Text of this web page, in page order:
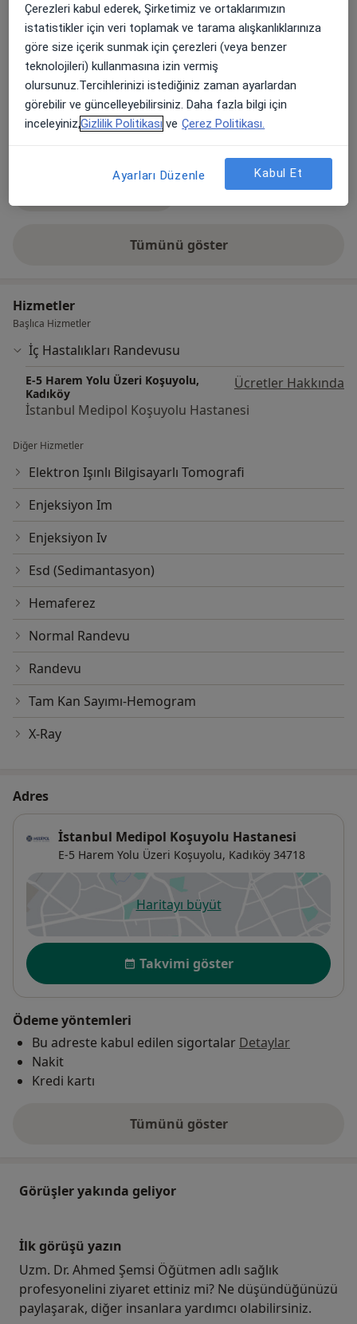
Yüz yüzeKonumları görüntüle (1)
Fotoğraflar ve videolar
Tümünü gösterdeneyim hakkında
Hizmetler
Başlıca Hizmetler
İç Hastalıkları Randevusu
E-5 Harem Yolu Üzeri Koşuyolu,
Kadıköy
Ücretler Hakkında
İstanbul Medipol Koşuyolu Hastanesi
Diğer Hizmetler
Elektron Işınlı Bilgisayarlı Tomografi
Enjeksiyon Im
Enjeksiyon Iv
Esd (Sedimantasyon)
Hemaferez
Normal Randevu
Randevu
Tam Kan Sayımı-Hemogram
X-Ray
Adres
İstanbul Medipol Koşuyolu Hastanesi
E-5 Harem Yolu Üzeri Koşuyolu, Kadıköy 34718
Haritayı büyütyeni bir sekmede açılır
Uygunluk
Takvimi göster
Ödeme yöntemleri
Bu adreste kabul edilen sigortalar Detaylar
Nakit
Kredi kartı
Tümünü göster
adres hakkında
Görüşler yakında geliyor
İlk görüşü yazın
Uzm. Dr. Ahmed Şemsi Öğütmen adlı sağlık
profesyonelini ziyaret ettiniz mi? Ne düşündüğünüzü
paylaşarak, diğer insanlara yardımcı olabilirsiniz.
Çerezleri kabul ederek, Şirketimiz ve ortaklarımızın
istatistikler için veri toplamak ve tarama alışkanlıklarınıza
göre size içerik sunmak için çerezleri (veya benzer
teknolojileri) kullanmasına izin vermiş
olursunuz.Tercihlerinizi istediğiniz zaman ayarlardan
görebilir ve güncelleyebilirsiniz. Daha fazla bilgi için
inceleyiniz,Gizlilik Politikası ve Çerez Politikası.
Ayarları Düzenle Kabul Et